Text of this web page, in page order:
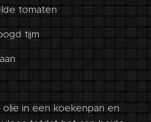
tomaten
tijm
in een koekenpan en